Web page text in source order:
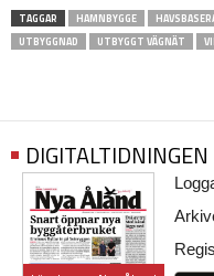
TAGGAR HAMNBYGGE
UTBYGGNAD
UTBYGGT VÄGNÄT
DIGITALTIDNINGEN